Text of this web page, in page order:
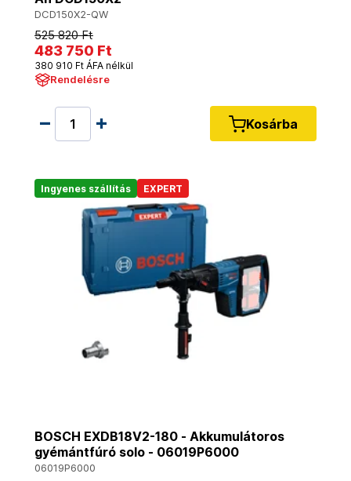
DCD150X2-QW
525 820 Ft
483 750 Ft
380 910 Ft ÁFA nélkül
Rendelésre
Kosárba
Ingyenes szállítás EXPERT
BOSCH EXDB18V2-180 - Akkumulátoros
gyémántfúró solo - 06019P6000
06019P6000